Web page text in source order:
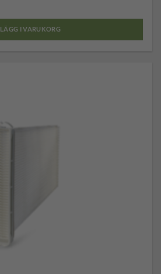
LÄGG I VARUKORG